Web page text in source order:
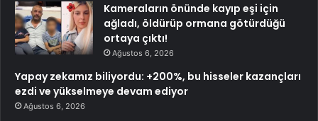
Kameraların önünde kayıp eşi için
ağladı, öldürüp ormana götürdüğü
ortaya çıktı!
Ağustos 6, 2026
Yapay zekamız biliyordu: +200%, bu hisseler kazançları
ezdi ve yükselmeye devam ediyor
Ağustos 6, 2026